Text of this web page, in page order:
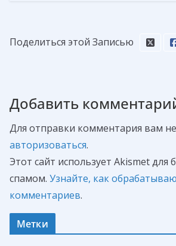
Поделиться этой Записью
Добавить
Для отправки комментария вам
авторизоваться.
Этот сайт использует Akismet для
спамом. Узнайте, как
комментариев.
Метки